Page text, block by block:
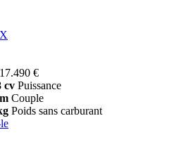
€
cv Puissance
Couple
Poids sans carburant